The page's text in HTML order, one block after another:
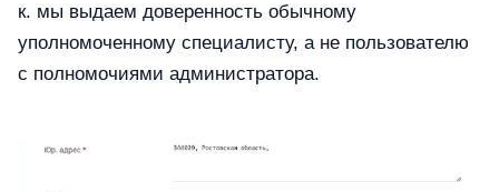
к. мы выдаем доверенность обычному
уполномоченному специалисту, а не пользователю
с полномочиями администратора.